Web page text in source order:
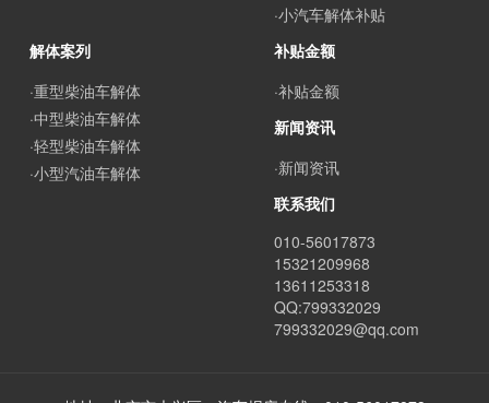
·小汽车解体补贴
解体案列
·重型柴油车解体
·中型柴油车解体
·轻型柴油车解体
·小型汽油车解体
补贴金额
·补贴金额
新闻资讯
·新闻资讯
联系我们
010-56017873
15321209968
13611253318
QQ:799332029
799332029@qq.com